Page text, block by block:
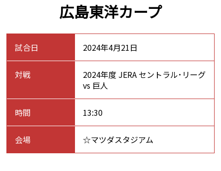
広島東洋カープ
試合日 2024年4月21日
対戦
2024年度 JERA セントラル･リーグ
vs 巨人
時間 13:30
会場 ☆マツダスタジアム